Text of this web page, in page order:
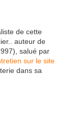
de cette
auteur de
salué par
sur le site
dans sa